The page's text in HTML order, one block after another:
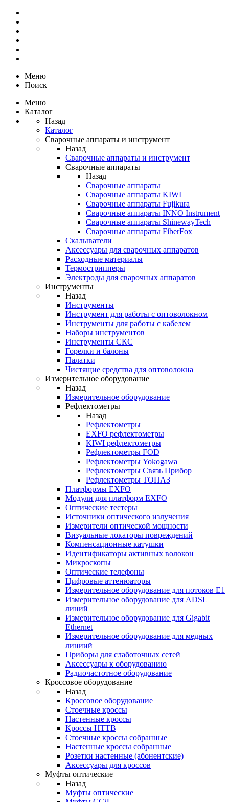
Меню
Поиск
Меню
Каталог
Назад
Каталог
Сварочные аппараты и инструмент
Назад
Сварочные аппараты и инструмент
Сварочные аппараты
Назад
Сварочные аппараты
Сварочные аппараты KIWI
Сварочные аппараты Fujikura
Сварочные аппараты INNO Instrument
Сварочные аппараты ShinewayTech
Cварочные аппараты FiberFox
Скалыватели
Аксессуары для сварочных аппаратов
Расходные материалы
Термострипперы
Электроды для сварочных аппаратов
Инструменты
Назад
Инструменты
Инструмент для работы с оптоволокном
Инструменты для работы с кабелем
Наборы инструментов
Инструменты СКС
Горелки и балоны
Палатки
Чистящие средства для оптоволокна
Измерительное оборудование
Назад
Измерительное оборудование
Рефлектометры
Назад
Рефлектометры
EXFO рефлектометры
KIWI рефлектометры
Рефлектометры FOD
Рефлектометры Yokogawa
Рефлектометры Связь Прибор
Рефлектометры ТОПАЗ
Платформы EXFO
Модули для платформ EXFO
Оптические тестеры
Источники оптического излучения
Измерители оптической мощности
Визуальные локаторы повреждений
Компенсационные катушки
Идентификаторы активных волокон
Микроскопы
Оптические телефоны
Цифровые аттенюаторы
Измерительное оборудование для потоков Е1
Измерительное оборудование для ADSL
линий
Измерительное оборудование для Gigabit
Ethernet
Измерительное оборудование для медных
линиий
Приборы для слаботочных сетей
Аксессуары к оборудованию
Радиочастотное оборудование
Кроссовое оборудование
Назад
Кроссовое оборудование
Стоечные кроссы
Настенные кроссы
Кроссы HTTB
Стоечные кроссы собранные
Настенные кроссы собранные
Розетки настенные (абонентские)
Аксессуары для кроссов
Муфты оптические
Назад
Муфты оптические